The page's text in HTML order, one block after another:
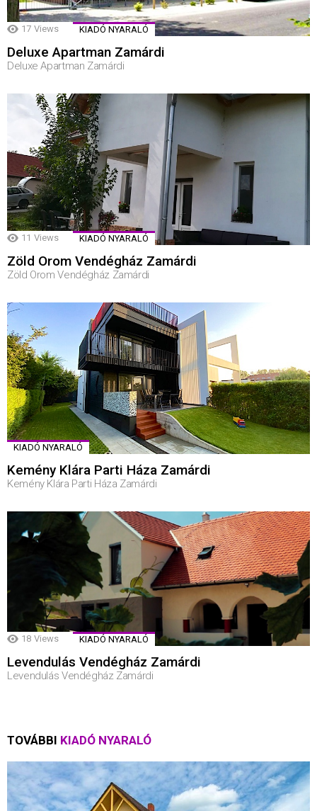
17 Views KIADÓ NYARALÓ
Deluxe Apartman Zamárdi
Deluxe Apartman Zamárdi
11 Views KIADÓ NYARALÓ
Zöld Orom Vendégház Zamárdi
Zöld Orom Vendégház Zamárdi
KIADÓ NYARALÓ
Kemény Klára Parti Háza Zamárdi
Kemény Klára Parti Háza Zamárdi
18 Views KIADÓ NYARALÓ
Levendulás Vendégház Zamárdi
Levendulás Vendégház Zamárdi
TOVÁBBI KIADÓ NYARALÓ